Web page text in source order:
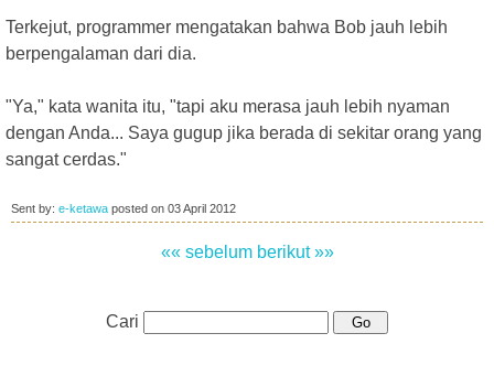
Terkejut, programmer mengatakan bahwa Bob jauh lebih
berpengalaman dari dia.
"Ya," kata wanita itu, "tapi aku merasa jauh lebih nyaman
dengan Anda... Saya gugup jika berada di sekitar orang yang
sangat cerdas."
Sent by: e-ketawa posted on 03 April 2012
«« sebelum berikut »»
Cari